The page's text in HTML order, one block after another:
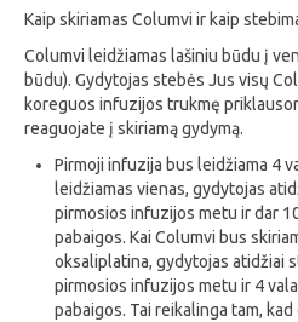
Kaip skiriamas Columvi ir kaip
Columvi leidžiamas lašiniu būdu į
būdu). Gydytojas stebės Jus visų
koreguos infuzijos trukmę
reaguojate į skiriamą gydymą.
Pirmoji infuzija bus leidžiama 4
leidžiamas vienas, gydytojas
pirmosios infuzijos metu ir dar
pabaigos. Kai Columvi bus
oksaliplatina, gydytojas atidžiai
pirmosios infuzijos metu ir 4
pabaigos. Tai reikalinga tam,